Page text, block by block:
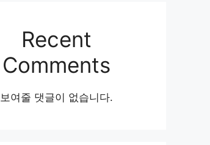
Recent
Comments
보여줄 댓글이 없습니다.